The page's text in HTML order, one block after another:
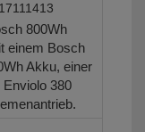
800Wh
einem Bosch
Akku, einer
380